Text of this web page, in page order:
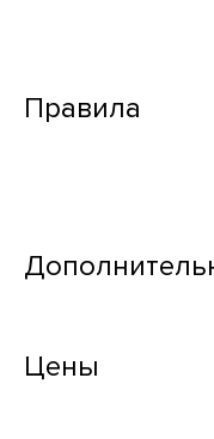
Правила
Цены